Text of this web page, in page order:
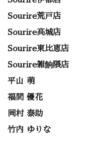
Sourire荒戸店
Sourire高城店
Sourire東比恵店
Sourire雑餉隈店
平山 萌
福間 優花
岡村 泰助
竹内 ゆりな